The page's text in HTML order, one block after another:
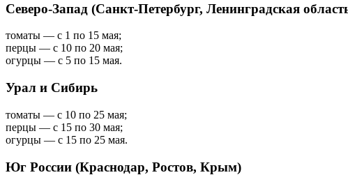
Северо-Запад (Санкт-Петербург, Ленинградская
томаты — с 1 по 15 мая;
перцы — с 10 по 20 мая;
огурцы — с 5 по 15 мая.
Урал и Сибирь
томаты — с 10 по 25 мая;
перцы — с 15 по 30 мая;
огурцы — с 15 по 25 мая.
Юг России (Краснодар, Ростов, Крым)